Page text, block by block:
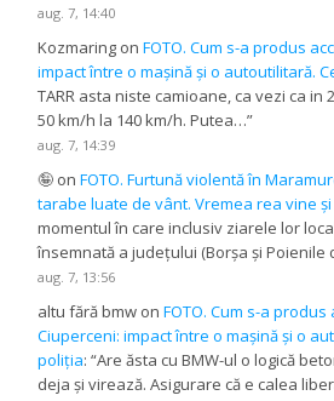
aug. 7, 14:40
Kozmaring onFOTO. Cum s-a produs
impact între o mașină și o autoutilitară.
TARR asta niste camioane, ca vezi ca in
50 km/h la 140 km/h. Putea…”
aug. 7, 14:39
🤪 onFOTO. Furtună violentă în
tarabe luate de vânt. Vremea rea vine
momentul în care inclusiv ziarele lor
însemnată a județului (Borșa și
aug. 7, 13:56
altu fără bmw onFOTO. Cum s-a
Ciuperceni: impact între o mașină și o
poliția: “Are ăsta cu BMW-ul o logică
deja și virează. Asigurare că e calea